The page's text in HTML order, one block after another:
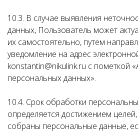
10.3. В случае выявления
данных, Пользователь может
их самостоятельно, путем
уведомление на адрес
konstantin@nikulink.ru с пометкой
персональных данных».
10.4. Срок обработки
определяется достижением
собраны персональные данные,